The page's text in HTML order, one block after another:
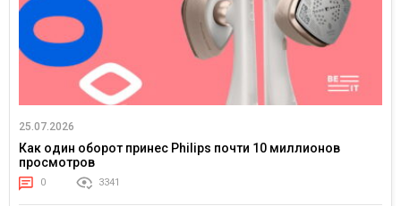
25.07.2026
Как один оборот принес Philips почти 10 миллионов
просмотров
0 3341